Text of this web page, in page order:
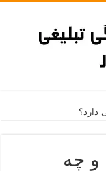
دارد؟
و چه